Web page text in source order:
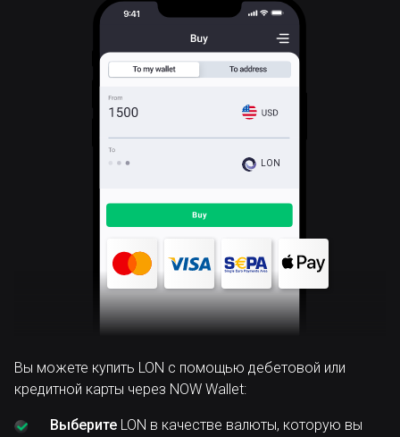
LON
Вы можете купить LON с помощью дебетовой или
кредитной карты через NOW Wallet:
Выберите LON в качестве валюты, которую вы